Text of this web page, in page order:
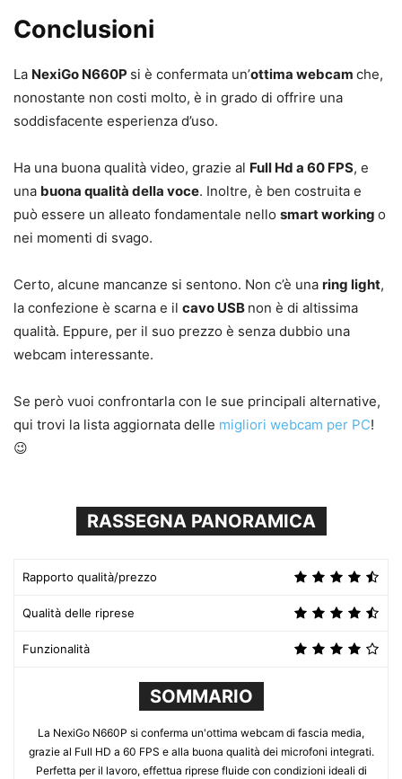
Conclusioni
La NexiGo N660P si è confermata un’ottima webcam che,
nonostante non costi molto, è in grado di offrire una
soddisfacente esperienza d’uso.
Ha una buona qualità video, grazie al Full Hd a 60 FPS, e
una buona qualità della voce. Inoltre, è ben costruita e
può essere un alleato fondamentale nello smart working o
nei momenti di svago.
Certo, alcune mancanze si sentono. Non c’è una ring light,
la confezione è scarna e il cavo USB non è di altissima
qualità. Eppure, per il suo prezzo è senza dubbio una
webcam interessante.
Se però vuoi confrontarla con le sue principali alternative,
qui trovi la lista aggiornata delle migliori webcam per PC!
😉
RASSEGNA PANORAMICA
Rapporto qualità/prezzo
Qualità delle riprese
Funzionalità
SOMMARIO
La NexiGo N660P si conferma un'ottima webcam di fascia media,
grazie al Full HD a 60 FPS e alla buona qualità dei microfoni integrati.
Perfetta per il lavoro, effettua riprese fluide con condizioni ideali di